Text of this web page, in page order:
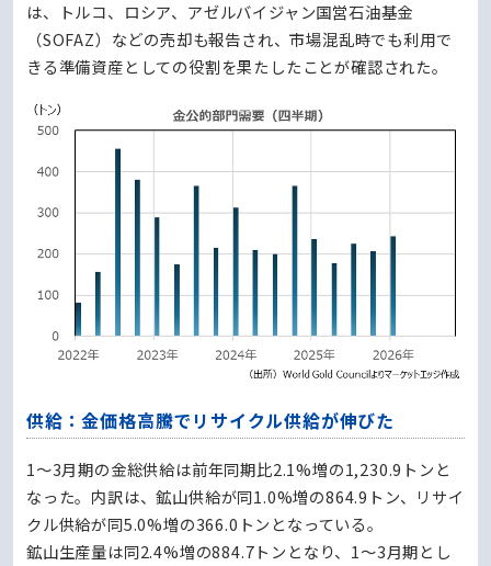
は、トルコ、ロシア、アゼルバイジャン国営石油基金
（SOFAZ）などの売却も報告され、市場混乱時でも利用で
きる準備資産としての役割を果たしたことが確認された。
供給：金価格高騰でリサイクル供給が伸びた
1～3月期の金総供給は前年同期比2.1%増の1,230.9トンと
なった。内訳は、鉱山供給が同1.0%増の864.9トン、リサイ
クル供給が同5.0%増の366.0トンとなっている。
鉱山生産量は同2.4%増の884.7トンとなり、1～3月期とし